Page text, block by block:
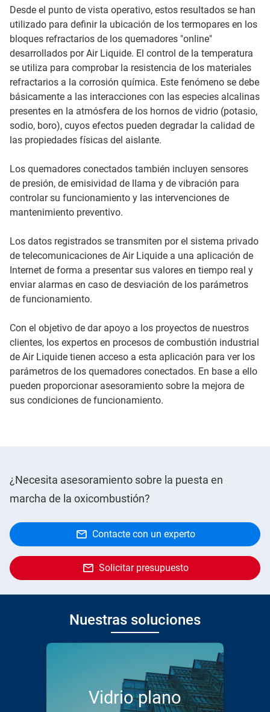
Desde el punto de vista operativo, estos resultados se han
utilizado para definir la ubicación de los termopares en los
bloques refractarios de los quemadores "online"
desarrollados por Air Liquide. El control de la temperatura
se utiliza para comprobar la resistencia de los materiales
refractarios a la corrosión química. Este fenómeno se debe
básicamente a las interacciones con las especies alcalinas
presentes en la atmósfera de los hornos de vidrio (potasio,
sodio, boro), cuyos efectos pueden degradar la calidad de
las propiedades físicas del aislante.
Los quemadores conectados también incluyen sensores
de presión, de emisividad de llama y de vibración para
controlar su funcionamiento y las intervenciones de
mantenimiento preventivo.
Los datos registrados se transmiten por el sistema privado
de telecomunicaciones de Air Liquide a una aplicación de
Internet de forma a presentar sus valores en tiempo real y
enviar alarmas en caso de desviación de los parámetros
de funcionamiento.
Con el objetivo de dar apoyo a los proyectos de nuestros
clientes, los expertos en procesos de combustión industrial
de Air Liquide tienen acceso a esta aplicación para ver los
parámetros de los quemadores conectados. En base a ello
pueden proporcionar asesoramiento sobre la mejora de
sus condiciones de funcionamiento.
¿Necesita asesoramiento sobre la puesta en
marcha de la oxicombustión?
Contacte con un experto
Solicitar presupuesto
Nuestras soluciones
Vidrio plano